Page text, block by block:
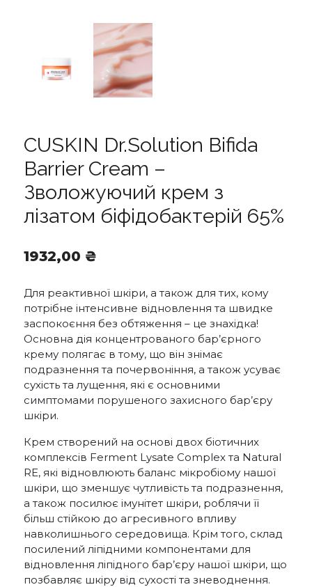
CUSKIN Dr.Solution Bifida
Barrier Cream –
Зволожуючий крем з
лізатом біфідобактерій 65%
1932,00 ₴
Для реактивної шкіри, а також для тих, кому
потрібне інтенсивне відновлення та швидке
заспокоєння без обтяження – це знахідка!
Основна дія концентрованого бар’єрного
крему полягає в тому, що він знімає
подразнення та почервоніння, а також усуває
сухість та лущення, які є основними
симптомами порушеного захисного бар’єру
шкіри.
Крем створений на основі двох біотичних
комплексів Ferment Lysate Complex та Natural
RE, які відновлюють баланс мікробіому нашої
шкіри, що зменшує чутливість та подразнення,
а також посилює імунітет шкіри, роблячи її
більш стійкою до агресивного впливу
навколишнього середовища. Крім того, склад
посилений ліпідними компонентами для
відновлення ліпідного бар’єру нашої шкіри, що
позбавляє шкіру від сухості та зневоднення.